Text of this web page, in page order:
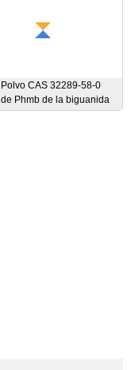
Polvo CAS 32289-58-0
de Phmb de la biguanida
del polihexametileno de